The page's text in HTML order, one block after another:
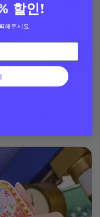
할인!
해주세요: